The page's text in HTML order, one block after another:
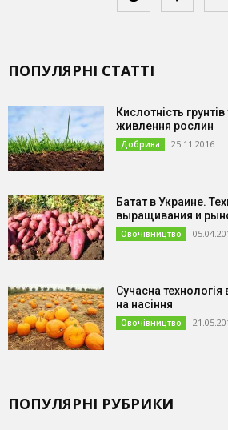
ПОПУЛЯРНІ СТАТТІ
Кислотність
живлення рослин
Добрива 25.11.2016
Батат в Украине.
выращивания и
Овочівництво
Сучасна
на насіння
Овочівництво
ПОПУЛЯРНІ РУБРИКИ